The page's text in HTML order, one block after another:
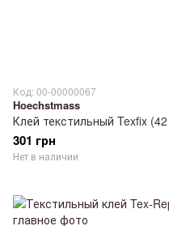
Код: 00-00000067
Hoechstmass
Клей текстильный Texfix
301 грн
Нет в наличии